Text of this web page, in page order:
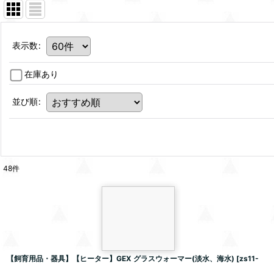
表示数:
在庫あり
並び順:
48件
【飼育用品・器具】【ヒーター】GEX グラスウォーマー(淡水、海水) [zs11-